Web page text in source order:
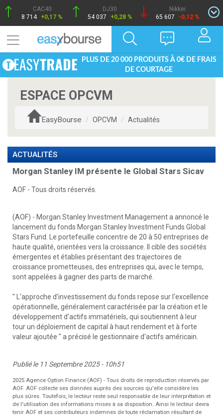
CAC40
8 714 +0,17 %
DJ30
54 037
+0,28 %
Nikkei
65 607
-0,12 %
PLUS DE 20 000 PRODUITS À 0€ DE FRAIS
DE COURTAGE
ESPACE OPCVM
EasyBourse OPCVM Actualités
ACTUALITÉS
Morgan Stanley IM présente le Global Stars Sicav
AOF - Tous droits réservés.
(AOF) - Morgan Stanley Investment Management a annoncé le
lancement du fonds Morgan Stanley Investment Funds Global
Stars Fund. Le portefeuille concentre de 20 à 50 entreprises de
haute qualité, orientées vers la croissance. Il cible des sociétés
émergentes et établies présentant des trajectoires de
croissance prometteuses, des entreprises qui, avec le temps,
sont appelées à gagner des parts de marché.
" L'approche d'investissement du fonds repose sur l'excellence
opérationnelle, généralement caractérisée par la création et le
développement d'actifs immatériels, qui soutiennent à leur
tour un déploiement de capital à haut rendement et à forte
valeur ajoutée " a précisé le gestionnaire d'actifs américain.
Publié le 11 Septembre 2025 - 10h51
2025 Agence Option Finance (AOF) - Tous droits de reproduction réservés par
AOF. AOF collecte ses données auprès des sources qu'elle considère les
plus sûres. Toutefois, le lecteur reste seul responsable de leur interprétation et
de l'utilisation des informations mises à sa disposition. Ainsi le lecteur devra
tenir AOF et ses contributeurs indemnes de toute réclamation résultant de